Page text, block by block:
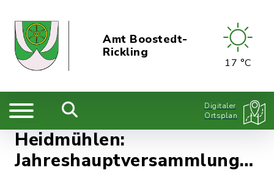
Amt Boostedt-
Rickling
17 °C
Digitaler
Ortsplan
Heidmühlen:
Jahreshauptversammlung